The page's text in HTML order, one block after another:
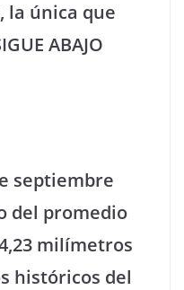
la única que
ABAJO
septiembre
del promedio
milímetros
históricos del